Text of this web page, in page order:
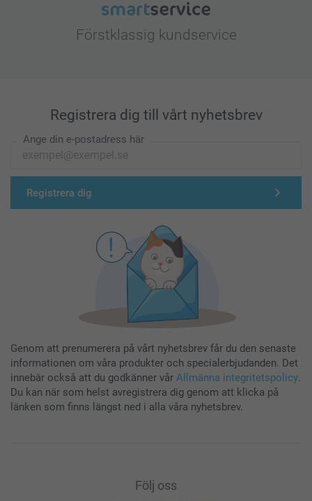
Förstklassig kundservice
Registrera dig till vårt nyhetsbrev
Ange din e-postadress här
Registrera dig
Genom att prenumerera på vårt nyhetsbrev får du den senaste
informationen om våra produkter och specialerbjudanden. Det
innebär också att du godkänner vår Allmänna integritetspolicy.
Du kan när som helst avregistrera dig genom att klicka på
länken som finns längst ned i alla våra nyhetsbrev.
Följ oss